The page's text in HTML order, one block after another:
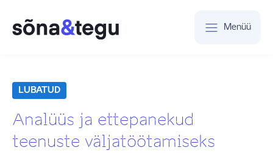
Menüü
LUBATUD
Analüüs ja ettepanekud
teenuste väljatöötamiseks